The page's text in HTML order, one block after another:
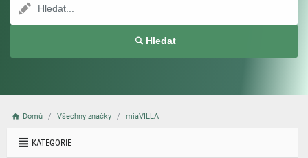
Hledat
Domů Všechny značky miaVILLA
KATEGORIE